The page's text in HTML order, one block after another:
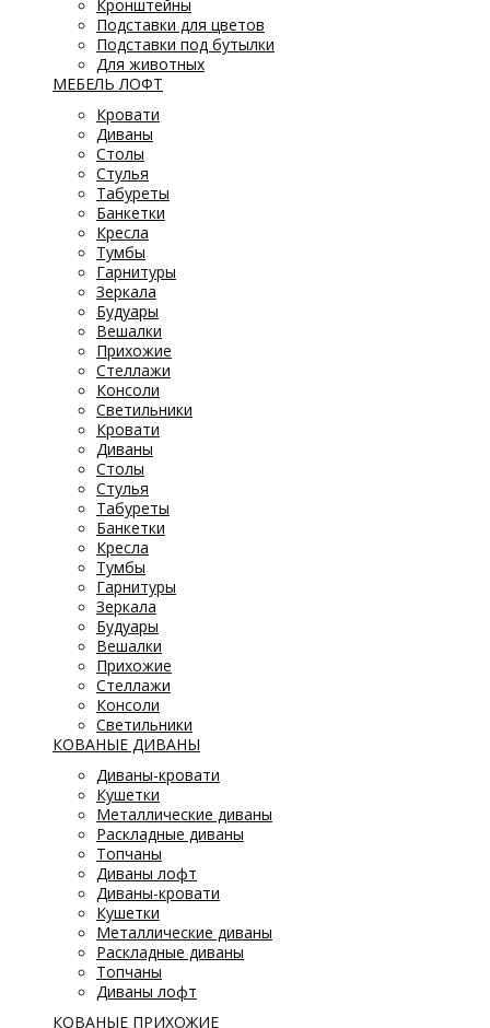
Кронштейны
Подставки для цветов
Подставки под бутылки
Для животных
МЕБЕЛЬ ЛОФТ
Кровати
Диваны
Столы
Стулья
Табуреты
Банкетки
Кресла
Тумбы
Гарнитуры
Зеркала
Будуары
Вешалки
Прихожие
Стеллажи
Консоли
Светильники
Кровати
Диваны
Столы
Стулья
Табуреты
Банкетки
Кресла
Тумбы
Гарнитуры
Зеркала
Будуары
Вешалки
Прихожие
Стеллажи
Консоли
Светильники
КОВАНЫЕ ДИВАНЫ
Диваны-кровати
Кушетки
Металлические диваны
Раскладные диваны
Топчаны
Диваны лофт
Диваны-кровати
Кушетки
Металлические диваны
Раскладные диваны
Топчаны
Диваны лофт
КОВАНЫЕ ПРИХОЖИЕ